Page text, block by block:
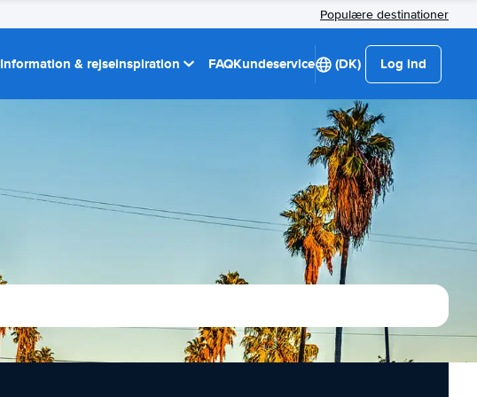
Populære destinationer
Information & rejseinspiration FAQKundeservice (DK) Log ind